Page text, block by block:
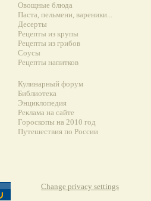
Овощные блюда
Паста, пельмени, вареники...
Десерты
Рецепты из крупы
Рецепты из грибов
Соусы
Рецепты напитков
Кулинарный форум
Библиотека
Энциклопедия
Реклама на сайте
Гороскопы на 2010 год
Путешествия по России
Change privacy settings